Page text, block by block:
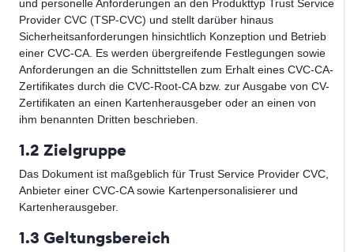
und personelle Anforderungen an den Produkttyp Trust Service
Provider CVC (TSP-CVC) und stellt darüber hinaus
Sicherheitsanforderungen hinsichtlich Konzeption und Betrieb
einer CVC-CA. Es werden übergreifende Festlegungen sowie
Anforderungen an die Schnittstellen zum Erhalt eines CVC-CA-
Zertifikates durch die CVC-Root-CA bzw. zur Ausgabe von CV-
Zertifikaten an einen Kartenherausgeber oder an einen von
ihm benannten Dritten beschrieben.
1.2 Zielgruppe
Das Dokument ist maßgeblich für Trust Service Provider CVC,
Anbieter einer CVC-CA sowie Kartenpersonalisierer und
Kartenherausgeber.
1.3 Geltungsbereich